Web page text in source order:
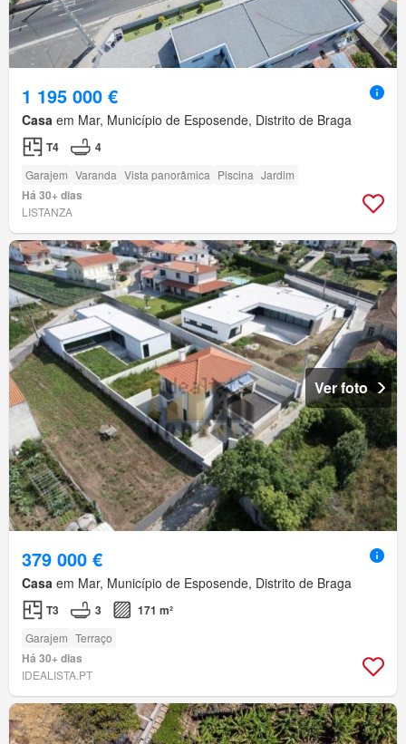
1 195 000 €
Casa em Mar, Município de Esposende, Distrito de Braga
T4 4
Garajem Varanda Vista panorâmica Piscina Jardim
Há 30+ dias
LISTANZA
Ver foto
379 000 €
Casa em Mar, Município de Esposende, Distrito de Braga
T3 3 171 m²
Garajem Terraço
Há 30+ dias
IDEALISTA.PT